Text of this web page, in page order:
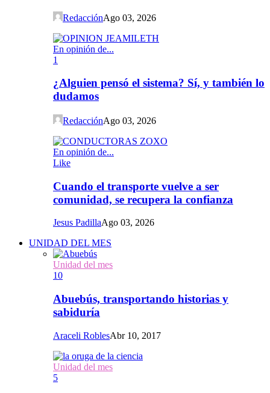
RedacciónAgo 03, 2026
En opinión de...
1
¿Alguien pensó el sistema? Sí, y también lo
dudamos
RedacciónAgo 03, 2026
En opinión de...
Like
Cuando el transporte vuelve a ser
comunidad, se recupera la confianza
Jesus PadillaAgo 03, 2026
UNIDAD DEL MES
Unidad del mes
10
Abuebús, transportando historias y
sabiduría
Araceli RoblesAbr 10, 2017
Unidad del mes
5